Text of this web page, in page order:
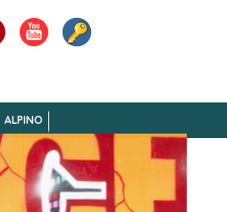
ALPINO